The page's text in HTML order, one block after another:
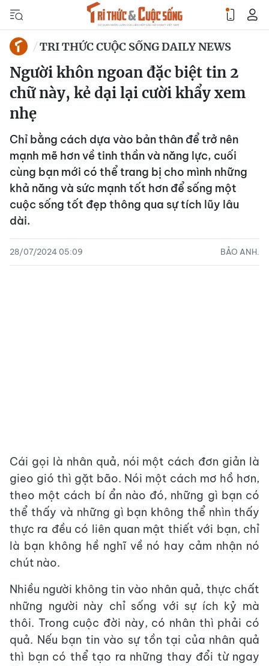
TRI THỨC CUỘC SỐNG DAILY NEWS
Người khôn ngoan đặc biệt tin 2
chữ này, kẻ dại lại cười khẩy xem
nhẹ
Chỉ bằng cách dựa vào bản thân để trở nên
mạnh mẽ hơn về tinh thần và năng lực, cuối
cùng bạn mới có thể trang bị cho mình những
khả năng và sức mạnh tốt hơn để sống một
cuộc sống tốt đẹp thông qua sự tích lũy lâu
dài.
28/07/2024 05:09 BẢO ANH.
Cái gọi là nhân quả, nói một cách đơn giản là
gieo gió thì gặt bão. Nói một cách mơ hồ hơn,
theo một cách bí ẩn nào đó, những gì bạn có
thể thấy và những gì bạn không thể nhìn thấy
thực ra đều có liên quan mật thiết với bạn, chỉ
là bạn không hề nghĩ về nó hay cảm nhận nó
chút nào.
Nhiều người không tin vào nhân quả, thực chất
những người này chỉ sống với sự ích kỷ mà
thôi. Trong cuộc đời này, có nhân thì phải có
quả. Nếu bạn tin vào sự tồn tại của nhân quả
thì bạn có thể tạo ra những thay đổi từ ngay